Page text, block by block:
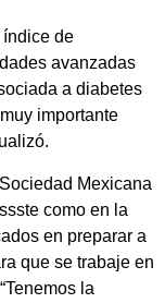
índice de
avanzadas
a diabetes
importante
Mexicana
como en la
en preparar a
que se trabaje en
la